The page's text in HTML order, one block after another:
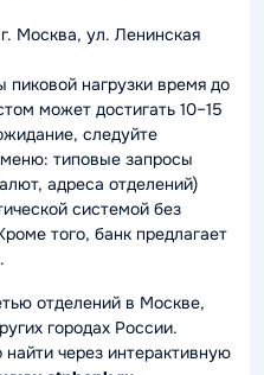
г. Москва, ул. Ленинская
пиковой нагрузки время до
может достигать 10–15
следуйте
типовые запросы
адреса отделений)
системой без
того, банк предлагает
отделений в Москве,
городах России.
через интерактивную